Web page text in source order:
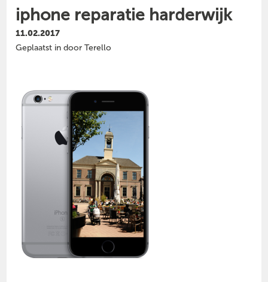
iphone reparatie harderwijk
11.02.2017
Geplaatst in door Terello